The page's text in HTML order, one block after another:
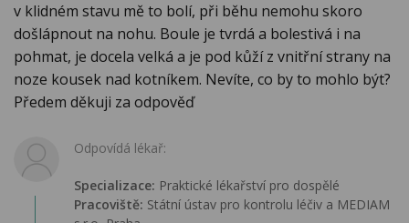
v klidném stavu mě to bolí, při běhu nemohu skoro
došlápnout na nohu. Boule je tvrdá a bolestivá i na
pohmat, je docela velká a je pod kůží z vnitřní strany na
noze kousek nad kotníkem. Nevíte, co by to mohlo být?
Předem děkuji za odpověď
Odpovídá lékař:
Specializace: Praktické lékařství pro dospělé
Pracoviště: Státní ústav pro kontrolu léčiv a MEDIAM